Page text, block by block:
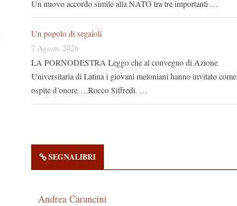
Un nuovo accordo simile alla NATO tra tre importanti …
Un popolo di segaioli
7 Agosto 2026
LA PORNODESTRA Leggo che al convegno di Azione
Universitaria di Latina i giovani meloniani hanno invitato come
ospite d’onore….Rocco Siffredi. …
SEGNALIBRI
Andrea Carancini